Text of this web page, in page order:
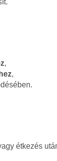
,
,
étkezés